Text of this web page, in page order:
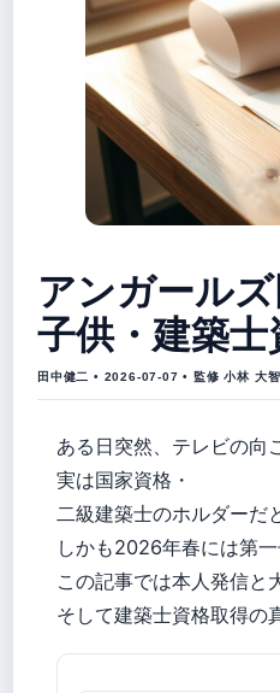
アンガール
子供・建築
田中健二 • 2026-07-07 • 監修 小林 大智
ある日突然、テレビの向
実は国家資格・
二級建築士のホルダーだ
しかも2026年春には第
この記事では本人発信と
そして建築士資格取得の